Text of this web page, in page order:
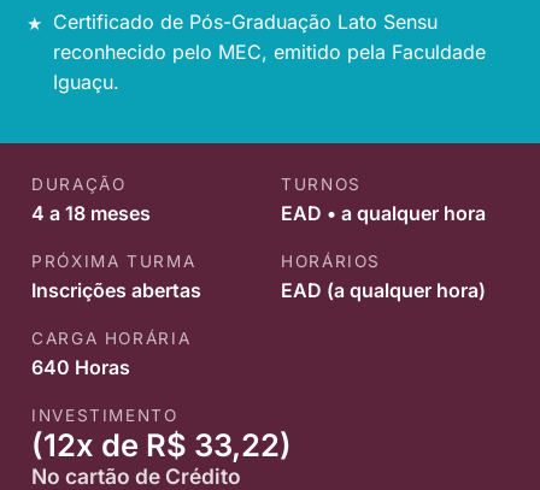
Certificado de Pós-Graduação Lato Sensu
reconhecido pelo MEC, emitido pela Faculdade
Iguaçu.
DURAÇÃO
4 a 18 meses
TURNOS
EAD • a qualquer hora
PRÓXIMA TURMA
Inscrições abertas
HORÁRIOS
EAD (a qualquer hora)
CARGA HORÁRIA
640 Horas
INVESTIMENTO
(12x de R$ 33,22)
No cartão de Crédito